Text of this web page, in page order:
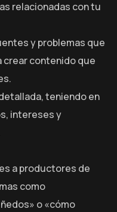
relacionadas con tu
y problemas que
contenido que
teniendo en
intereses y
a productores de
como
o «cómo